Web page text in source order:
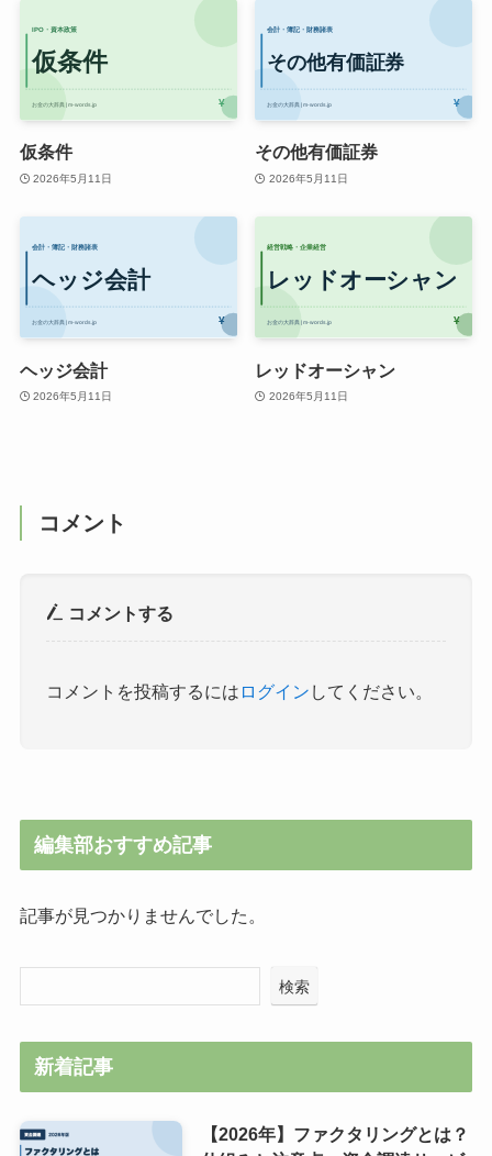
仮条件
2026年5月11日
その他有価証券
2026年5月11日
ヘッジ会計
2026年5月11日
レッドオーシャン
2026年5月11日
コメント
コメントする
コメントを投稿するには ログイン してください。
編集部おすすめ記事
記事が見つかりませんでした。
検索
新着記事
【2026年】ファクタリングとは？